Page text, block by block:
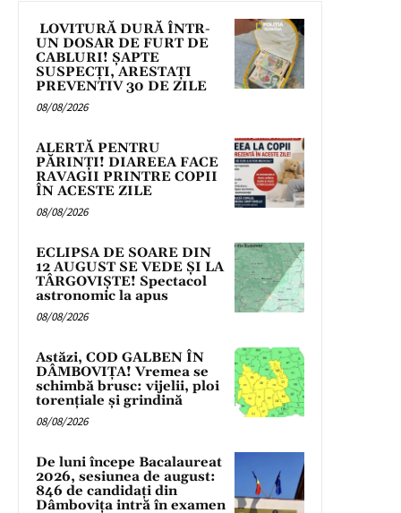
LOVITURĂ DURĂ ÎNTR-
UN DOSAR DE FURT DE
CABLURI! ȘAPTE
SUSPECȚI, ARESTAȚI
PREVENTIV 30 DE ZILE
08/08/2026
ALERTĂ PENTRU
PĂRINȚI! DIAREEA FACE
RAVAGII PRINTRE COPII
ÎN ACESTE ZILE
08/08/2026
ECLIPSA DE SOARE DIN
12 AUGUST SE VEDE ȘI LA
TÂRGOVIȘTE! Spectacol
astronomic la apus
08/08/2026
Astăzi, COD GALBEN ÎN
DÂMBOVIȚA! Vremea se
schimbă brusc: vijelii, ploi
torențiale și grindină
08/08/2026
De luni începe Bacalaureat
2026, sesiunea de august:
846 de candidați din
Dâmbovița intră în examen